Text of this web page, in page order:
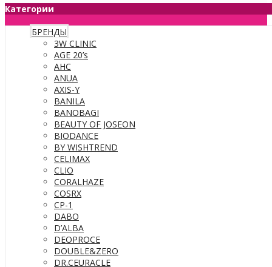
Категории
БРЕНДЫ
3W CLINIC
AGE 20’s
AHC
ANUA
AXIS-Y
BANILA
BANOBAGI
BEAUTY OF JOSEON
BIODANCE
BY WISHTREND
CELIMAX
CLIO
CORALHAZE
COSRX
CP-1
DABO
D’ALBA
DEOPROCE
DOUBLE&ZERO
DR.CEURACLE